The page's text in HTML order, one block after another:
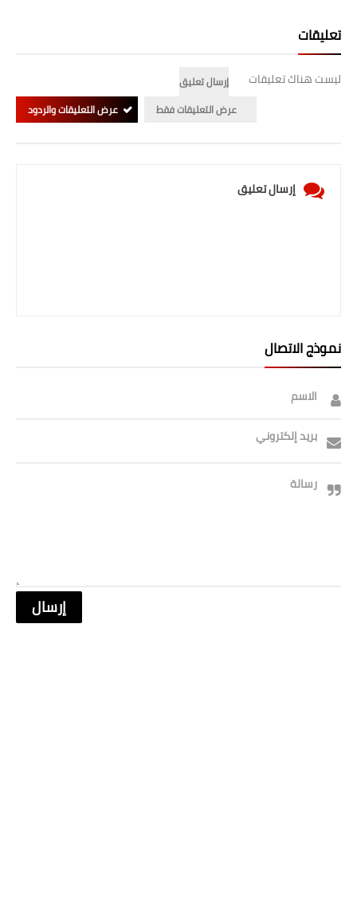
تعليقات
ليست هناك تعليقات
إرسال تعليق
عرض التعليقات فقط
عرض التعليقات والردود
إرسال تعليق
نموذج الاتصال
الاسم
بريد إلكتروني
رسالة